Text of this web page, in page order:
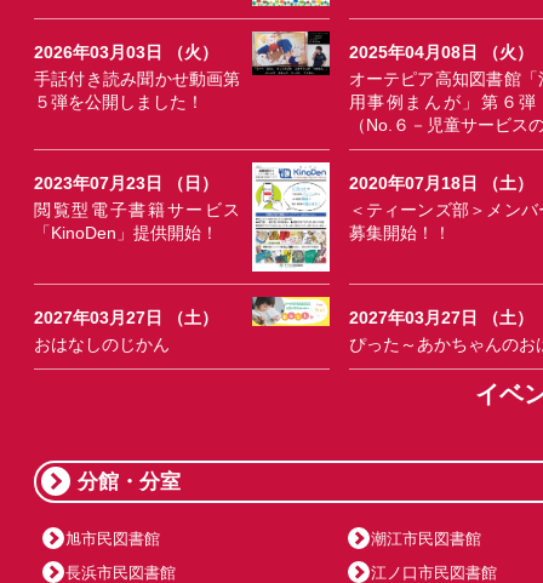
2026年03月03日 （火）
手話付き読み聞かせ動画第
５弾を公開しました！
2025年04月08日 （火）
オーテピア高知図書館「
用事例まんが」第６弾
（No.６－児童サービス
2023年07月23日 （日）
閲覧型電子書籍サービス
「KinoDen」提供開始！
2020年07月18日 （土）
＜ティーンズ部＞メンバ
募集開始！！
2027年03月27日 （土）
おはなしのじかん
2027年03月27日 （土）
ぴった～あかちゃんのお
イベ
分館・分室
旭市民図書館
潮江市民図書館
長浜市民図書館
江ノ口市民図書館